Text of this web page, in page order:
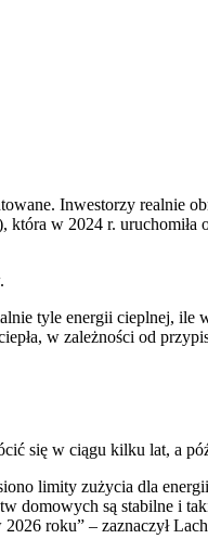
Inwestorzy realnie
w 2024 r.
tyle energii cieplnej, ile
w zależności od
się w ciągu kilku lat, a
limity zużycia dla
domowych są stabilne i
roku” – zaznaczył